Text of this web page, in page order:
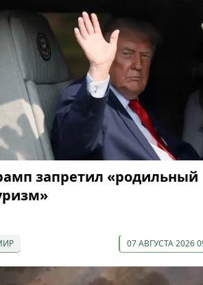
запретил «родильный
07 АВГУСТА 2026